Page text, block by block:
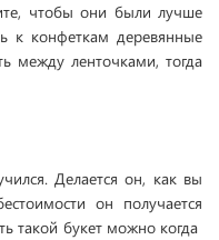
чтобы они были лучше
к конфеткам деревянные
между ленточками, тогда
Делается он, как вы
он получается
такой букет можно когда